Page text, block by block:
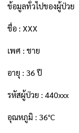
ข้อมูลทั่วไปของผู้ป่วย
ชื่อ : XXX
เพศ : ชาย
อายุ : 36 ปี
รหัสผู้ป่วย : 440xxx
อุณหภูมิ : 36°C